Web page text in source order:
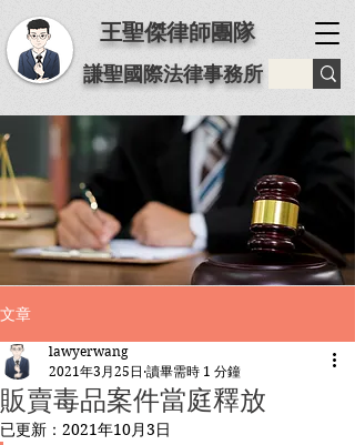
王聖傑律師團隊
謙聖國際法律事務所
文章
販賣毒品案件當庭釋放
lawyerwang
2021年3月25日 讀畢需時 1 分鐘
已更新： 2021年10月3日